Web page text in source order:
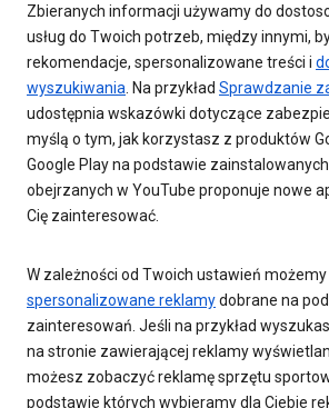
Zbieranych informacji używamy do
usług do Twoich potrzeb, między innymi,
rekomendacje, spersonalizowane treści i
wyszukiwania . Na przykład Sprawdzanie
udostępnia wskazówki dotyczące
myślą o tym, jak korzystasz z produktów
Google Play na podstawie
obejrzanych w YouTube proponuje nowe
Cię zainteresować.
W zależności od Twoich ustawień
spersonalizowane reklamydobrane na
zainteresowań. Jeśli na przykład
na stronie zawierającej reklamy
możesz zobaczyć reklamę sprzętu
podstawie których wybieramy dla Ciebie